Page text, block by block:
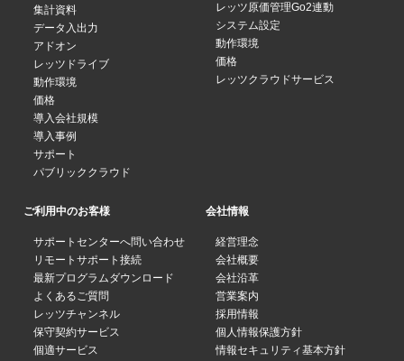
集計資料
データ入出力
アドオン
レッツドライブ
動作環境
価格
導入会社規模
導入事例
サポート
パブリッククラウド
レッツ原価管理Go2連動
システム設定
動作環境
価格
レッツクラウドサービス
ご利用中のお客様
サポートセンターへ問い合わせ
リモートサポート接続
最新プログラムダウンロード
よくあるご質問
レッツチャンネル
保守契約サービス
個適サービス
会社情報
経営理念
会社概要
会社沿革
営業案内
採用情報
個人情報保護方針
情報セキュリティ基本方針